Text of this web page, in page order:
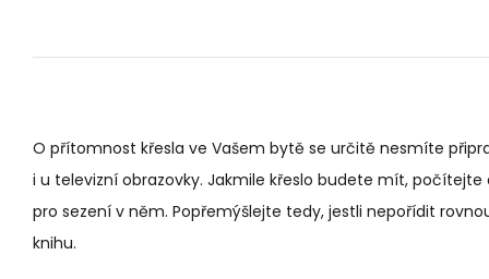
Sedací soupravy
Obývací pokoj
O přítomnost křesla ve Vašem bytě se určitě nesmíte
i u televizní obrazovky. Jakmile křeslo budete mít,
pro sezení v něm. Popřemýšlejte tedy, jestli nepořídit
knihu.